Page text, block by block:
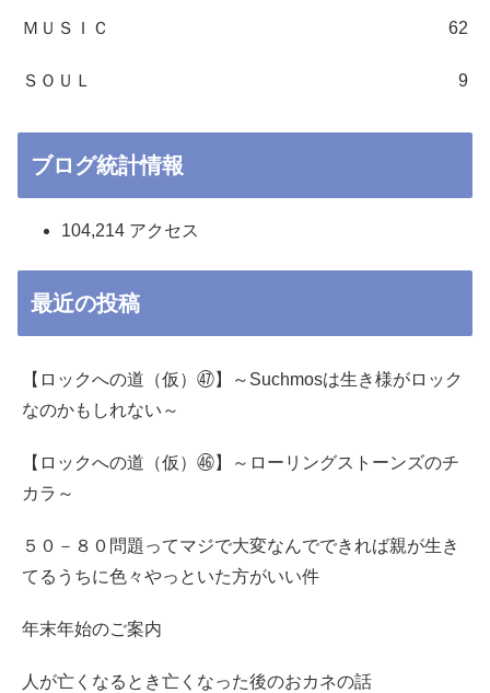
ＭＵＳＩＣ 62
ＳＯＵＬ 9
ブログ統計情報
104,214 アクセス
最近の投稿
【ロックへの道（仮）㊼】～Suchmosは生き様がロック
なのかもしれない～
【ロックへの道（仮）㊻】～ローリングストーンズのチ
カラ～
５０－８０問題ってマジで大変なんでできれば親が生き
てるうちに色々やっといた方がいい件
年末年始のご案内
人が亡くなるとき亡くなった後のおカネの話